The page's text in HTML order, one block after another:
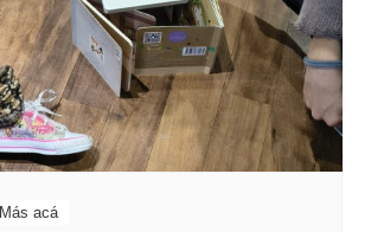
Más acá